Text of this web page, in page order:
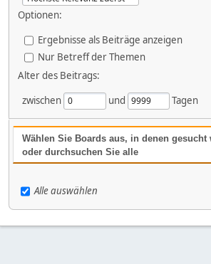
Optionen:
Ergebnisse als Beiträge anzeigen
Nur Betreff der Themen
Alter des Beitrags:
zwischen
und Tagen
Wählen Sie Boards aus, in denen gesucht
oder durchsuchen Sie alle
Alle auswählen